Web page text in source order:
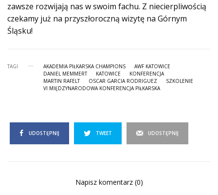
zawsze rozwijają nas w swoim fachu. Z niecierpliwością
czekamy już na przyszłoroczną wizytę na Górnym
Śląsku!
TAGI AKADEMIA PIŁKARSKA CHAMPIONS
AWF KATOWICE
DANIEL MEMMERT
KATOWICE
KONFERENCJA
MARTIN RAFELT
OSCAR GARCIA RODRIGUEZ
SZKOLENIE
VI MIĘDZYNARODOWA KONFERENCJA PIŁKARSKA
UDOSTĘPNIJ TWEET UDOSTĘPNIJ
Napisz komentarz (0)